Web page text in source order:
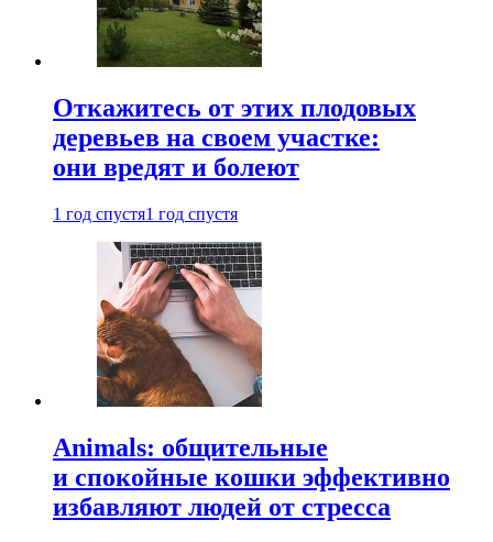
Откажитесь от этих плодовых
деревьев на своем участке:
они вредят и болеют
1 год спустя1 год спустя
Animals: общительные
и спокойные кошки эффективно
избавляют людей от стресса